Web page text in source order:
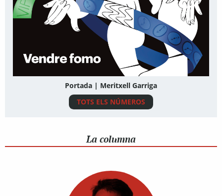
Portada | Meritxell Garriga
TOTS ELS NÚMEROS
La columna